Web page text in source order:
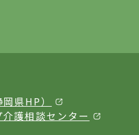
県HP）
護相談センター